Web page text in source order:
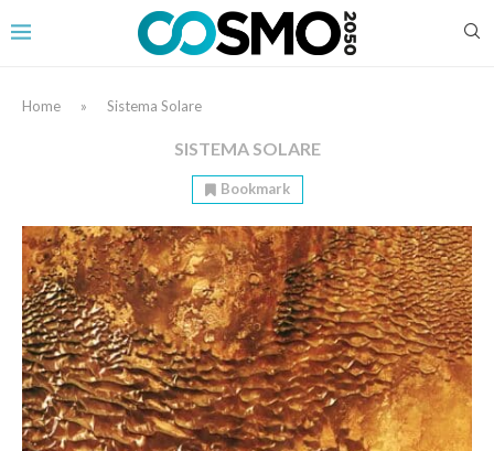
Home » Sistema Solare
SISTEMA SOLARE
Bookmark